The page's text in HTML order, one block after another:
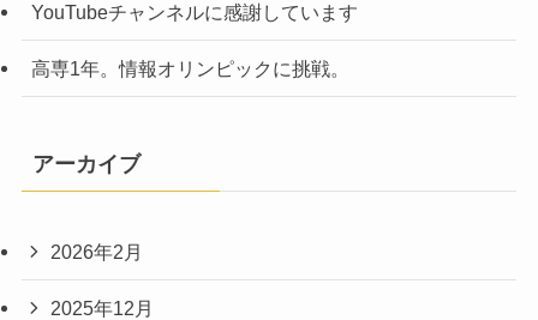
YouTubeチャンネルに感謝しています
高専1年。情報オリンピックに挑戦。
アーカイブ
2026年2月
2025年12月